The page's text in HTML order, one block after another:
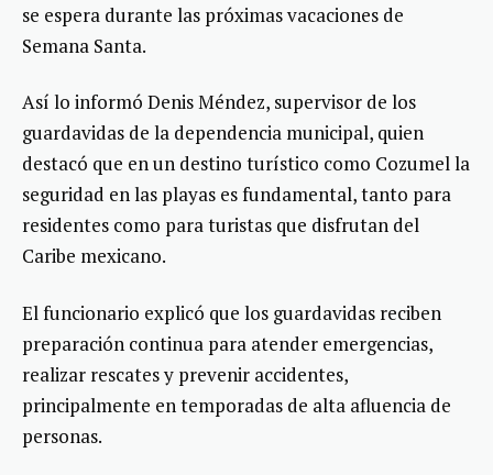
se espera durante las próximas vacaciones de
Semana Santa.
Así lo informó Denis Méndez, supervisor de los
guardavidas de la dependencia municipal, quien
destacó que en un destino turístico como Cozumel la
seguridad en las playas es fundamental, tanto para
residentes como para turistas que disfrutan del
Caribe mexicano.
El funcionario explicó que los guardavidas reciben
preparación continua para atender emergencias,
realizar rescates y prevenir accidentes,
principalmente en temporadas de alta afluencia de
personas.